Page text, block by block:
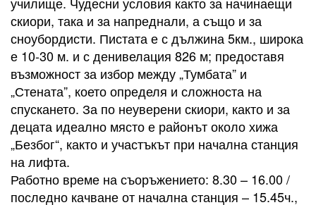
скиори, така и за напреднали, а също и за
сноубордисти. Пистата е с дължина 5км., широка
е 10-30 м. и с денивелация 826 м; предоставя
възможност за избор между „Тумбата” и
„Стената”, което определя и сложноста на
спускането. За по неуверени скиори, както и за
децата идеално място е районът около хижа
„Безбог“, както и участъкът при начална станция
на лифта.
Работно време на съоръжението: 8.30 – 16.00 /
последно качване от начална станция – 15.45ч.,